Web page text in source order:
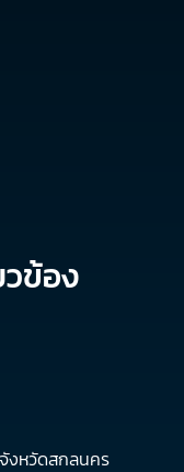
ข้อง
งหวัดสกลนคร